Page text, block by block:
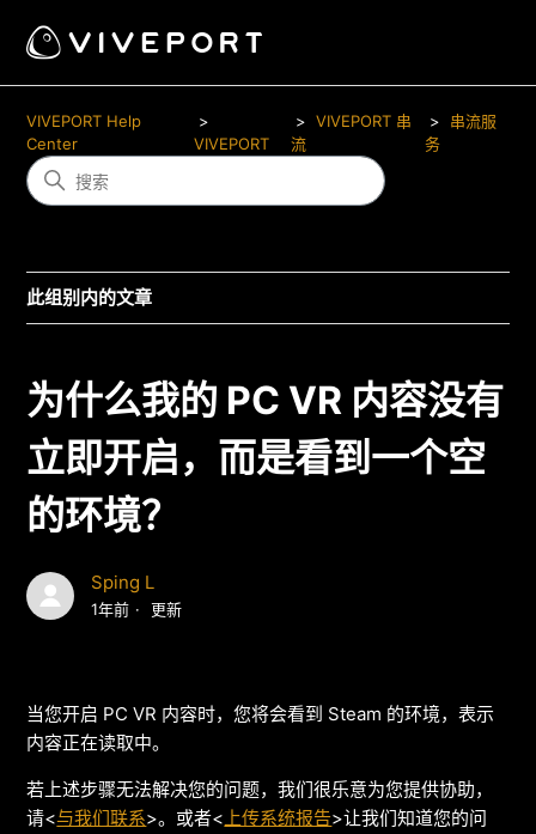
VIVEPORT Help
Center
VIVEPORT
VIVEPORT 串
流
串流服
务
此组别内的文章
为什么我的 PC VR 内容没有
立即开启，而是看到一个空
的环境？
Sping L
1年前 更新
当您开启 PC VR 内容时，您将会看到 Steam 的环境，表示
内容正在读取中。
若上述步骤无法解决您的问题，我们很乐意为您提供协助，
请<与我们联系>。或者< 上传系统报告>让我们知道您的问